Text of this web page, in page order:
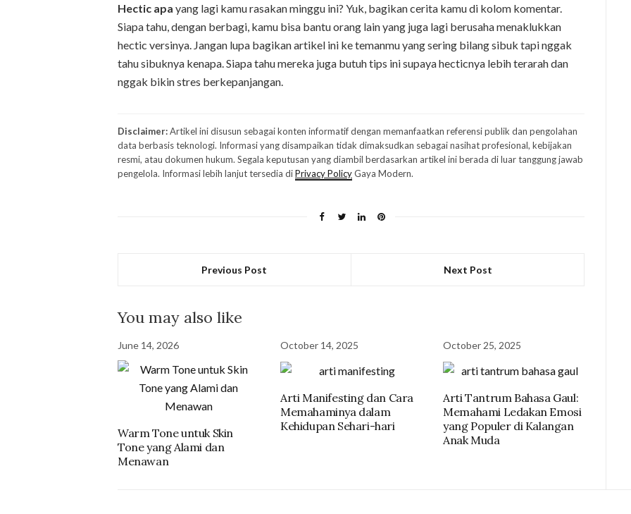
Hectic apa yang lagi kamu rasakan minggu ini? Yuk, bagikan cerita kamu di kolom komentar.
Siapa tahu, dengan berbagi, kamu bisa bantu orang lain yang juga lagi berusaha menaklukkan
hectic versinya. Jangan lupa bagikan artikel ini ke temanmu yang sering bilang sibuk tapi nggak
tahu sibuknya kenapa. Siapa tahu mereka juga butuh tips ini supaya hecticnya lebih terarah dan
nggak bikin stres berkepanjangan.
Disclaimer:Artikel ini disusun sebagai konten informatif dengan memanfaatkan referensi publik dan pengolahan
data berbasis teknologi. Informasi yang disampaikan tidak dimaksudkan sebagai nasihat profesional, kebijakan
resmi, atau dokumen hukum. Segala keputusan yang diambil berdasarkan artikel ini berada di luar tanggung jawab
pengelola. Informasi lebih lanjut tersedia diPrivacy PolicyGaya Modern.
Previous Post Next Post
You may also like
June 14, 2026
Warm Tone untuk Skin
Tone yang Alami dan
Menawan
October 14, 2025
Arti Manifesting dan Cara
Memahaminya dalam
Kehidupan Sehari-hari
October 25, 2025
Arti Tantrum Bahasa Gaul:
Memahami Ledakan Emosi
yang Populer di Kalangan
Anak Muda